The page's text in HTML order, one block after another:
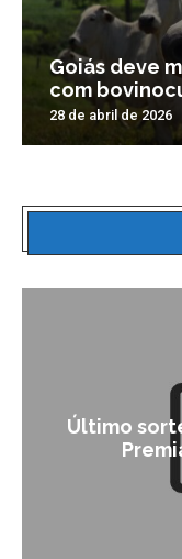
Goiás deve
com
28 de abril de 2026
Último